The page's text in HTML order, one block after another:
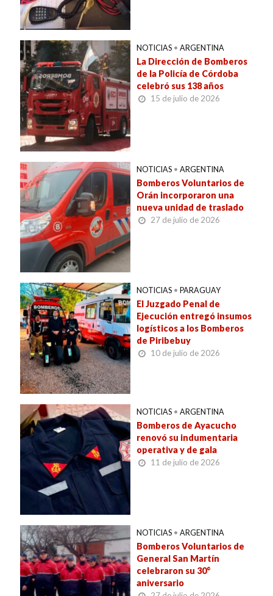
NOTICIAS • ARGENTINA
La Dirección de Bomberos
de la Policía de Córdoba
celebró sus 138 años
15 de julio de 2026
NOTICIAS • ARGENTINA
Bomberos Voluntarios de
Orán incorporaron una
nueva unidad de traslado
27 de julio de 2026
NOTICIAS • PARAGUAY
El Juzgado Penal de
Ejecución entregó insumos
logísticos a los Bomberos
de Piribebuy
10 de julio de 2026
NOTICIAS • ARGENTINA
Bomberos de Ayacucho
renovó su indumentaria
operativa y de gala
11 de julio de 2026
NOTICIAS • ARGENTINA
Bomberos Voluntarios de
General San Martín
celebraron su 30°
aniversario